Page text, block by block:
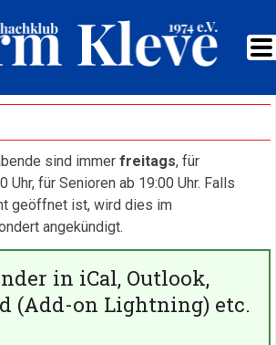
sind immer freitags, für
Uhr, für Senioren ab 19:00 Uhr. Falls
geöffnet ist, wird dies im
angekündigt.
in iCal, Outlook,
(Add-on Lightning) etc.